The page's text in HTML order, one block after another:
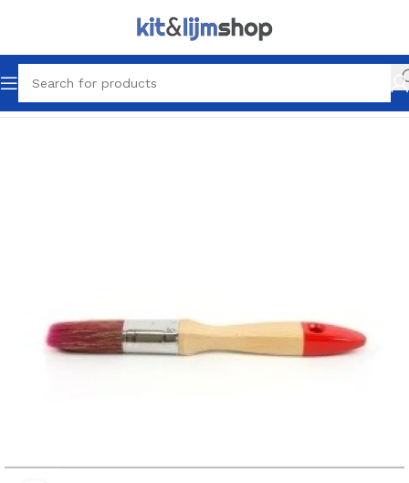
Home Latex & Schilder producten